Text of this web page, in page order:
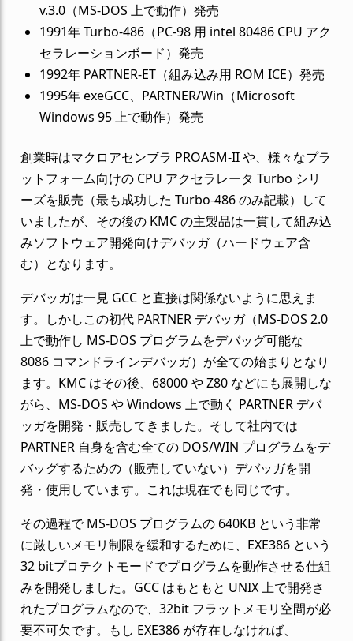
v.3.0（MS-DOS 上で動作）発売
1991年 Turbo-486（PC-98 用 intel 80486 CPU アク
セラレーションボード）発売
1992年 PARTNER-ET（組み込み用 ROM ICE）発売
1995年 exeGCC、PARTNER/Win（Microsoft
Windows 95 上で動作）発売
創業時はマクロアセンブラ PROASM-II や、様々なプラ
ットフォーム向けの CPU アクセラレータ Turbo シリ
ーズを販売（最も成功した Turbo-486 のみ記載）して
いましたが、その後の KMC の主製品は一貫して組み込
みソフトウェア開発向けデバッガ（ハードウェア含
む）となります。
デバッガは一見 GCC と直接は関係ないように思えま
す。しかしこの初代 PARTNER デバッガ（MS-DOS 2.0
上で動作し MS-DOS プログラムをデバッグ可能な
8086 コマンドラインデバッガ）が全ての始まりとなり
ます。KMC はその後、68000 や Z80 などにも展開しな
がら、MS-DOS や Windows 上で動く PARTNER デバ
ッガを開発・販売してきました。そして社内では
PARTNER 自身を含む全ての DOS/WIN プログラムをデ
バッグするための（販売していない）デバッガを開
発・使用しています。これは現在でも同じです。
その過程で MS-DOS プログラムの 640KB という非常
に厳しいメモリ制限を緩和するために、EXE386 という
32 bitプロテクトモードでプログラムを動作させる仕組
みを開発しました。GCC はもともと UNIX 上で開発さ
れたプログラムなので、32bit フラットメモリ空間が必
要不可欠です。もし EXE386 が存在しなければ、